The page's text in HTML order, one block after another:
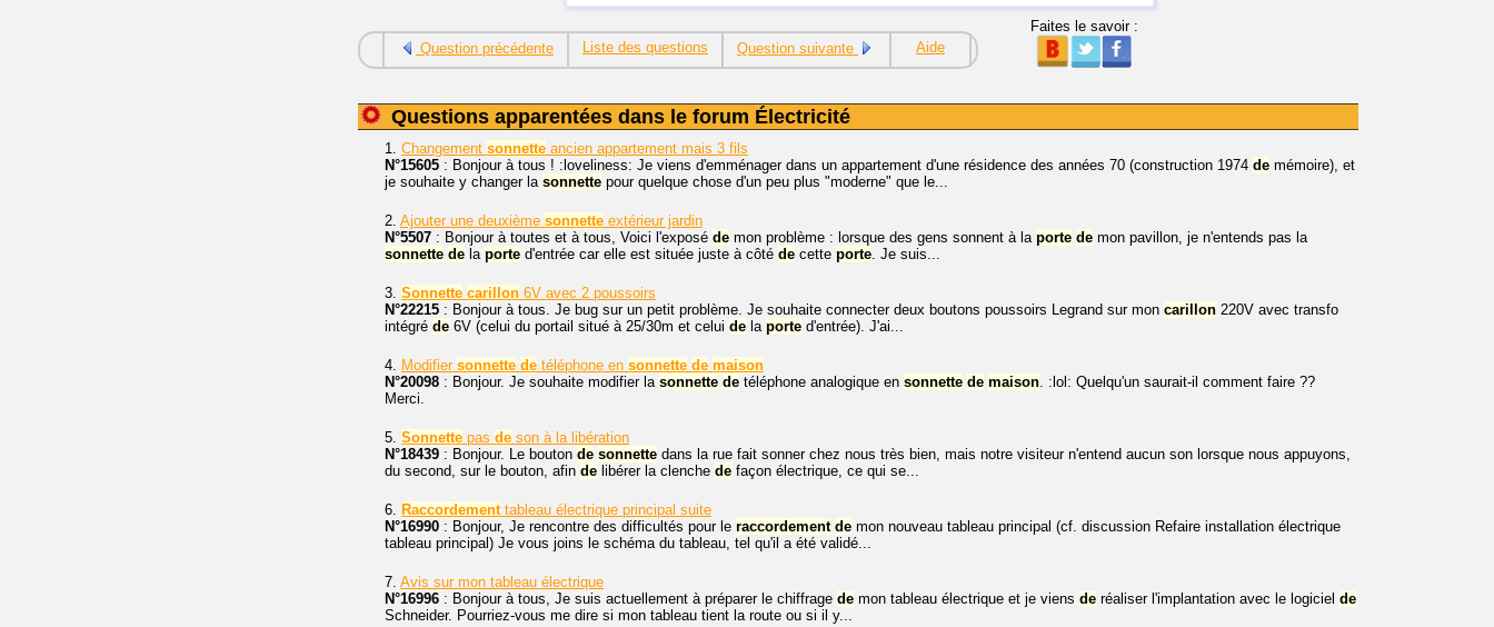
Question précédente Liste des questions Question suivante Aide
Faites le savoir :
Questions apparentées dans le forum Électricité
1. Changement sonnette ancien appartement mais 3 fils
N°15605 : Bonjour à tous ! :loveliness: Je viens d'emménager dans un appartement d'une résidence des années 70 (construction 1974 de mémoire), et
je souhaite y changer la sonnette pour quelque chose d'un peu plus "moderne" que le...
2. Ajouter une deuxième sonnette extérieur jardin
N°5507 : Bonjour à toutes et à tous, Voici l'exposé de mon problème : lorsque des gens sonnent à la porte de mon pavillon, je n'entends pas la
sonnette de la porte d'entrée car elle est située juste à côté de cette porte. Je suis...
3. Sonnette carillon 6V avec 2 poussoirs
N°22215 : Bonjour à tous. Je bug sur un petit problème. Je souhaite connecter deux boutons poussoirs Legrand sur mon carillon 220V avec transfo
intégré de 6V (celui du portail situé à 25/30m et celui de la porte d'entrée). J'ai...
4. Modifier sonnette de téléphone en sonnette de maison
N°20098 : Bonjour. Je souhaite modifier la sonnette de téléphone analogique en sonnette de maison. :lol: Quelqu'un saurait-il comment faire ??
Merci.
5. Sonnette pas de son à la libération
N°18439 : Bonjour. Le bouton de sonnette dans la rue fait sonner chez nous très bien, mais notre visiteur n'entend aucun son lorsque nous appuyons,
du second, sur le bouton, afin de libérer la clenche de façon électrique, ce qui se...
6. Raccordementtableau électrique principal suite
N°16990 : Bonjour, Je rencontre des difficultés pour le raccordement de mon nouveau tableau principal (cf. discussion Refaire installation électrique
tableau principal) Je vous joins le schéma du tableau, tel qu'il a été validé...
7. Avis sur mon tableau électrique
N°16996 : Bonjour à tous, Je suis actuellement à préparer le chiffrage de mon tableau électrique et je viens de réaliser l'implantation avec le logiciel de
Schneider. Pourriez-vous me dire si mon tableau tient la route ou si il y...